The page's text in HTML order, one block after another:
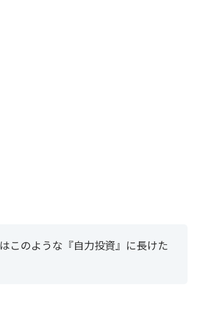
このような『自力投資』に長けた